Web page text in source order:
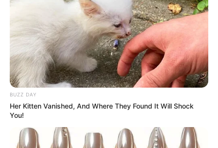
BUZZ DAY
Her Kitten Vanished, And Where They Found It Will Shock
You!